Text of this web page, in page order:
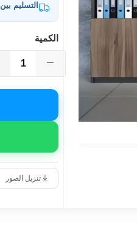
التسليم بين
الكمية
تنزيل الصور